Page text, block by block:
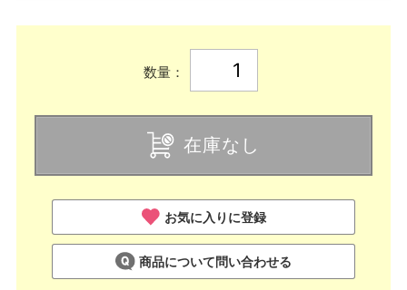
数量：
在庫なし
お気に入りに登録
商品について問い合わせる